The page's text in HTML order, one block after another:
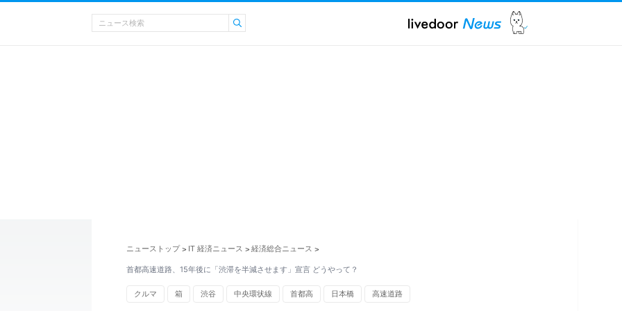
ニューストップ > IT 経済ニュース > 経済総合ニュース >
首都高速道路、15年後に「渋滞を半減させます」宣言 どうやって？
クルマ 箱 渋谷 中央環状線 首都高 日本橋 高速道路